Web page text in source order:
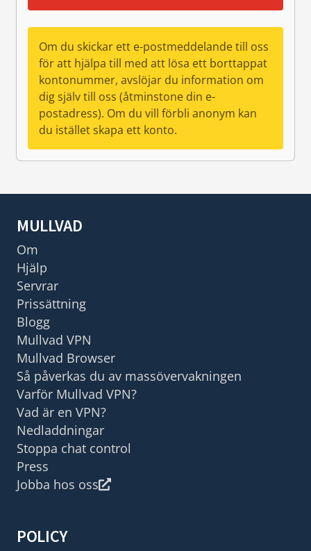
Om du skickar ett e-postmeddelande till oss
för att hjälpa till med att lösa ett borttappat
kontonummer, avslöjar du information om
dig själv till oss (åtminstone din e-
postadress). Om du vill förbli anonym kan
du istället skapa ett konto.
MULLVAD
Om
Hjälp
Servrar
Prissättning
Blogg
Mullvad VPN
Mullvad Browser
Så påverkas du av massövervakningen
Varför Mullvad VPN?
Vad är en VPN?
Nedladdningar
Stoppa chat control
Press
Jobba hos oss
POLICY